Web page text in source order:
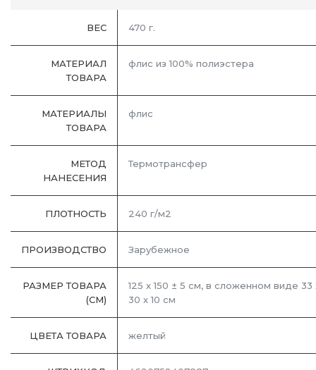
ВЕС 470 г.
МАТЕРИАЛ
ТОВАРА
флис из 100% полиэстера
МАТЕРИАЛЫ
ТОВАРА
флис
МЕТОД
НАНЕСЕНИЯ
Термотрансфер
ПЛОТНОСТЬ 240 г/м2
ПРОИЗВОДСТВО Зарубежное
РАЗМЕР ТОВАРА
(СМ)
125 х 150 ± 5 см, в сложенном виде 33
30 х 10 см
ЦВЕТА ТОВАРА желтый